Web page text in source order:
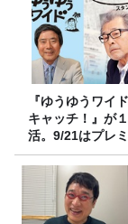
『ゆうゆうワイ
キャッチ！』が
活。9/21はプレ